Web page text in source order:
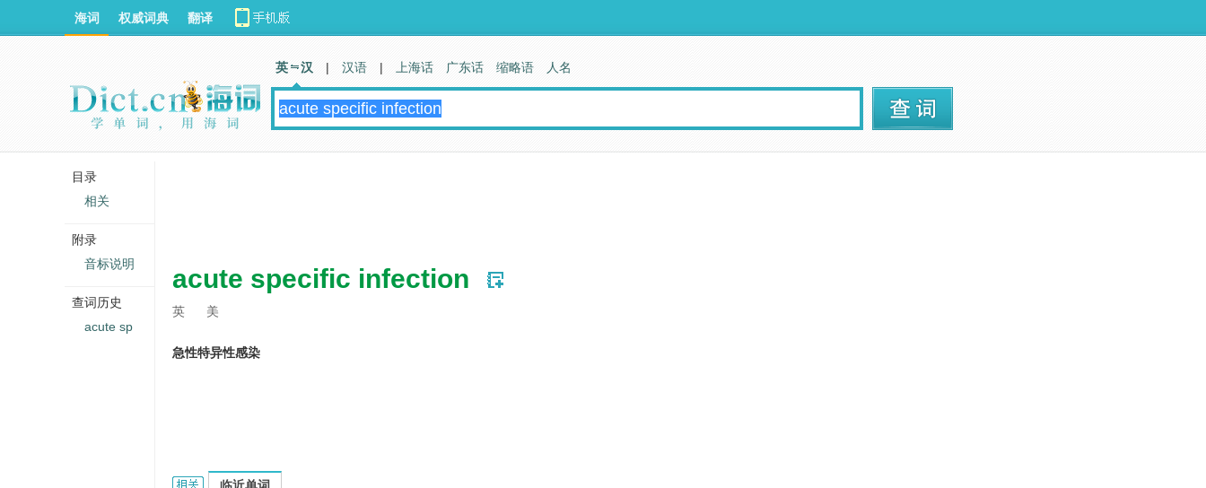
acute specific infection
英 美
急性特异性感染
Acute specific infection的相关资料：
海词 权威词典 翻译
英 汉 | 汉语 | 上海话 广东话 缩略语 人名
目录
相关
附录
音标说明
查词历史
acute sp